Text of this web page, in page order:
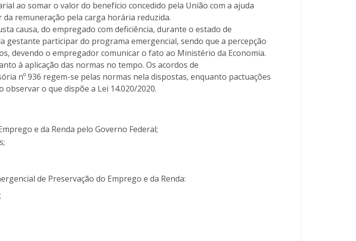
ao somar o valor do benefício concedido pela União com a ajuda
remuneração pela carga horária reduzida.
causa, do empregado com deficiência, durante o estado de
gestante participar do programa emergencial, sendo que a percepção
devendo o empregador comunicar o fato ao Ministério da Economia.
à aplicação das normas no tempo. Os acordos de
nº 936 regem-se pelas normas nela dispostas, enquanto pactuações
o que dispõe a Lei 14.020/2020.
e da Renda pelo Governo Federal;
de Preservação do Emprego e da Renda: